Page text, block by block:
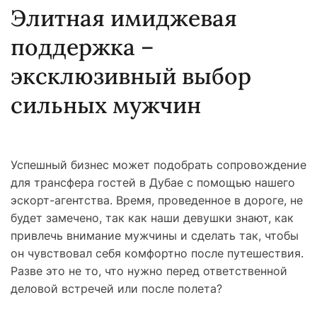
Элитная имиджевая
поддержка –
эксклюзивный выбор
сильных мужчин
Успешный бизнес может подобрать сопровождение
для трансфера гостей в Дубае с помощью нашего
эскорт-агентства. Время, проведенное в дороге, не
будет замечено, так как наши девушки знают, как
привлечь внимание мужчины и сделать так, чтобы
он чувствовал себя комфортно после путешествия.
Разве это не то, что нужно перед ответственной
деловой встречей или после полета?